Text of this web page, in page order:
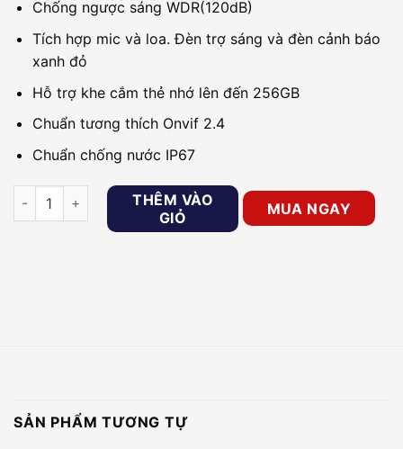
Chống ngược sáng WDR(120dB)
Tích hợp mic và loa. Đèn trợ sáng và đèn cảnh báo
xanh đỏ
Hỗ trợ khe cắm thẻ nhớ lên đến 256GB
Chuẩn tương thích Onvif 2.4
Chuẩn chống nước IP67
Camera IP 4MP Dome DAHUA DH-IPC-HDW3449H-AS-PV
THÊM VÀO
GIỎ
MUA NGAY
SẢN PHẨM TƯƠNG TỰ